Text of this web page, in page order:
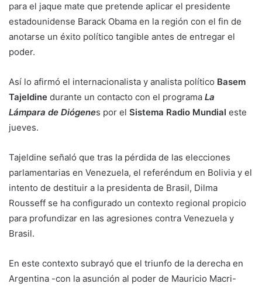
para el jaque mate que pretende aplicar el presidente
estadounidense Barack Obama en la región con el fin de
anotarse un éxito político tangible antes de entregar el
poder.
Así lo afirmó el internacionalista y analista político Basem
Tajeldine durante un contacto con el programa La
Lámpara de Diógenes por el Sistema Radio Mundial este
jueves.
Tajeldine señaló que tras la pérdida de las elecciones
parlamentarias en Venezuela, el referéndum en Bolivia y el
intento de destituir a la presidenta de Brasil, Dilma
Rousseff se ha configurado un contexto regional propicio
para profundizar en las agresiones contra Venezuela y
Brasil.
En este contexto subrayó que el triunfo de la derecha en
Argentina -con la asunción al poder de Mauricio Macri-